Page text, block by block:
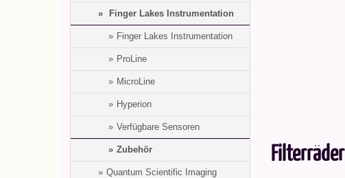
Finger Lakes Instrumentation
Finger Lakes Instrumentation
ProLine
MicroLine
Hyperion
Verfügbare Sensoren
Zubehör
Quantum Scientific Imaging
Filterräder